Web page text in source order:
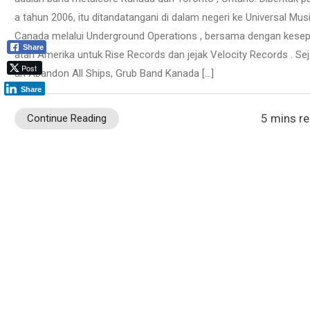
a tahun 2006, itu ditandatangani di dalam negeri ke Universal
Canada melalui Underground Operations , bersama dengan
atan Amerika untuk Rise Records dan jejak Velocity Records .
ah Abandon All Ships, Grub Band Kanada […]
Continue Reading 5 mins
Share
Post
Share